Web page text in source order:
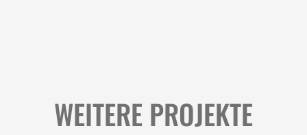
WEITERE PROJEKTE